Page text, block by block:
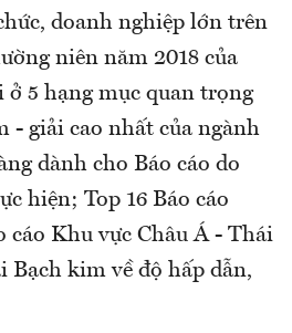
doanh nghiệp lớn trên
niên năm 2018 của
5 hạng mục quan trọng
- giải cao nhất của ngành
dành cho Báo cáo do
hiện; Top 16 Báo cáo
cáo Khu vực Châu Á - Thái
Bạch kim về độ hấp dẫn,